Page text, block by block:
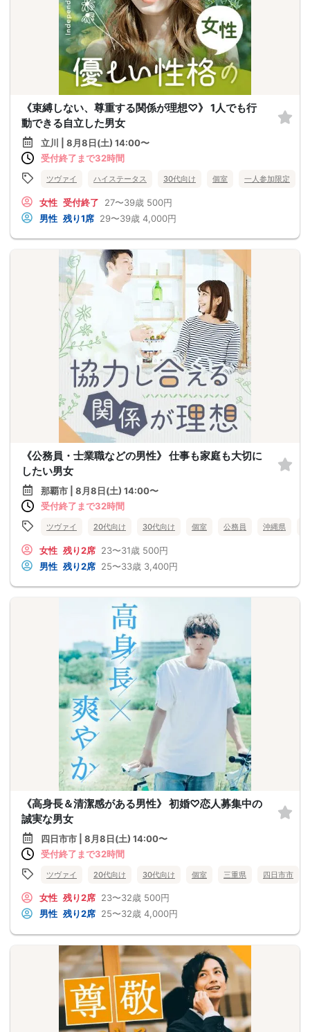
《束縛しない、尊重する関係が理想♡》 1人でも行
動できる自立した男女
立川 | 8月8日(土) 14:00〜
受付終了まで32時間
ツヴァイ ハイステータス 30代向け 個室 一人参加限定
女性 受付終了 27〜39歳 500円
男性 残り1席 29〜39歳 4,000円
《公務員・士業職などの男性》 仕事も家庭も大切に
したい男女
那覇市 | 8月8日(土) 14:00〜
受付終了まで32時間
ツヴァイ 20代向け 30代向け 個室 公務員 沖縄県
女性 残り2席 23〜31歳 500円
男性 残り2席 25〜33歳 3,400円
《高身長＆清潔感がある男性》 初婚♡恋人募集中の
誠実な男女
四日市市 | 8月8日(土) 14:00〜
受付終了まで32時間
ツヴァイ 20代向け 30代向け 個室 三重県 四日市市
女性 残り2席 23〜32歳 500円
男性 残り2席 25〜32歳 4,000円